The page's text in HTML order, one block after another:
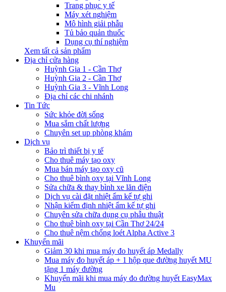
Trang phục y tế
Máy xét nghiệm
Mô hình giải phẫu
Tủ bảo quản thuốc
Dụng cụ thí nghiệm
Xem tất cả sản phẩm
Địa chỉ cửa hàng
Huỳnh Gia 1 - Cần Thơ
Huỳnh Gia 2 - Cần Thơ
Huỳnh Gia 3 - Vĩnh Long
Địa chỉ các chi nhánh
Tin Tức
Sức khỏe đời sống
Mua sắm chất lượng
Chuyên set up phòng khám
Dịch vụ
Bảo trì thiết bị y tế
Cho thuê máy tạo oxy
Mua bán máy tạo oxy cũ
Cho thuê bình oxy tại Vĩnh Long
Sửa chữa & thay bình xe lăn điện
Dịch vụ cài đặt nhiệt ẩm kế tự ghi
Nhận kiểm định nhiệt ẩm kế tự ghi
Chuyên sửa chữa dụng cụ phẫu thuật
Cho thuê bình oxy tại Cần Thơ 24/24
Cho thuê nệm chống loét Alpha Active 3
Khuyến mãi
Giảm 30 khi mua máy đo huyết áp Medally
Mua máy đo huyết áp + 1 hộp que đường huyết MU
tặng 1 máy đường
Khuyến mãi khi mua máy đo đường huyết EasyMax
Mu